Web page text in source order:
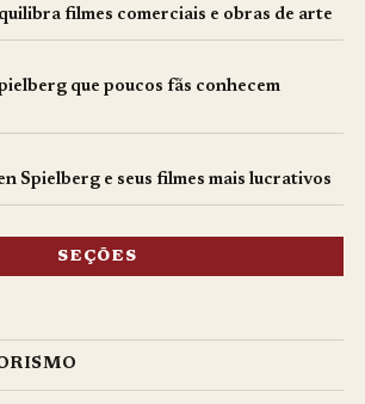
filmes comerciais e obras de arte
que poucos fãs conhecem
Spielberg e seus filmes mais lucrativos
SEÇÕES